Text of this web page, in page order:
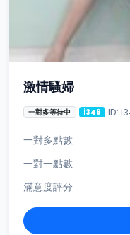
激情騷婦
一對多等待中 i349 ID:
一對多點數
一對一點數
滿意度評分